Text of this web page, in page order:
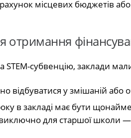
місцевих бюджетів
отримання
субвенцію, заклади
відбуватися у змішаній або
в закладі має бути
виключно для старшої школи